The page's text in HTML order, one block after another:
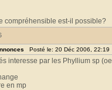
compréhensible est-il possible?
Posté le: 20 Déc 2006,
interesse par les Phyllium sp
en mp